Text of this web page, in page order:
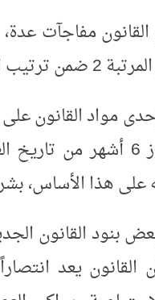
الحضانة.
مواد القانون
لا تتجاوز 6 أشهر
على هذا الأساس،
بنود القانون
القانون يعد